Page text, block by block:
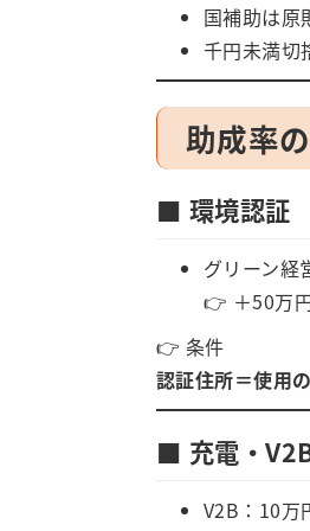
国補助は原
千円未満切
助成率
■ 環境認証
グリーン経
👉 ＋50万
👉 条件
認証住所＝使用
■ 充電・
V2B：10万